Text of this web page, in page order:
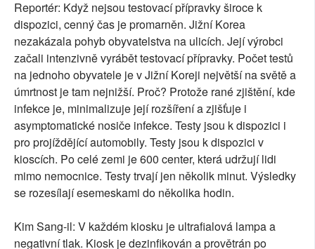
Reportér: Když nejsou testovací přípravky široce k
dispozici, cenný čas je promarněn. Jižní Korea
nezakázala pohyb obyvatelstva na ulicích. Její výrobci
začali intenzivně vyrábět testovací přípravky. Počet testů
na jednoho obyvatele je v Jižní Koreji největší na světě a
úmrtnost je tam nejnižší. Proč? Protože rané zjištění, kde
infekce je, minimalizuje její rozšíření a zjišťuje i
asymptomatické nosiče infekce. Testy jsou k dispozici i
pro projíždějící automobily. Testy jsou k dispozici v
kioscích. Po celé zemi je 600 center, která udržují lidi
mimo nemocnice. Testy trvají jen několik minut. Výsledky
se rozesílají esemeskami do několika hodin.
Kim Sang-il: V každém kiosku je ultrafialová lampa a
negativní tlak. Kiosk je dezinfikován a provětrán po